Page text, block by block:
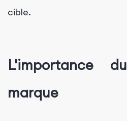
cible.
L'importance
marque